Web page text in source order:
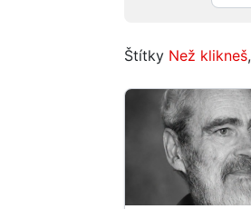
Štítky Než klikneš,